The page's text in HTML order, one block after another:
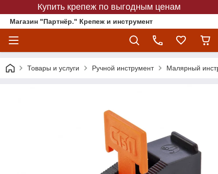
Купить крепеж по выгодным ценам
Магазин "Партнёр." Крепеж и инструмент
Товары и услуги Ручной инструмент Малярный